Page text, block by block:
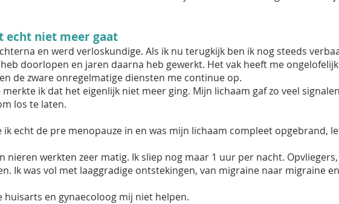
echt niet meer gaat
en werd verloskundige. Als ik nu terugkijk ben ik nog steeds
doorlopen en jaren daarna heb gewerkt. Het vak heeft me
de zware onregelmatige diensten me continue op.
ik dat het eigenlijk niet meer ging. Mijn lichaam gaf zo veel
los te laten.
echt de pre menopauze in en was mijn lichaam compleet opgebrand,
nieren werkten zeer matig. Ik sliep nog maar 1 uur per nacht.
Ik was vol met laaggradige ontstekingen, van migraine naar migraine
huisarts en gynaecoloog mij niet helpen.